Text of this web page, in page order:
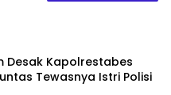
Desak Kapolrestabes
Tewasnya Istri Polisi